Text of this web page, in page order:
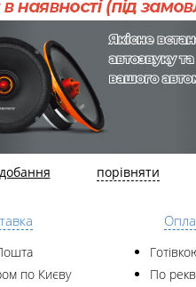
порівняти
по Києву
По